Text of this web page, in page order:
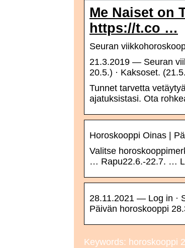
Me Naiset on
https://t.co …
Seuran
21.3.2019 — Seuran
20.5.) · Kaksoset.
Tunnet tarvetta
ajatuksistasi. Ota
Horoskooppi Oinas |
Valitse
… Rapu22.6.-22.7. …
28.11.2021 — Log in ·
Päivän horoskooppi
Keywords: horoskooppi